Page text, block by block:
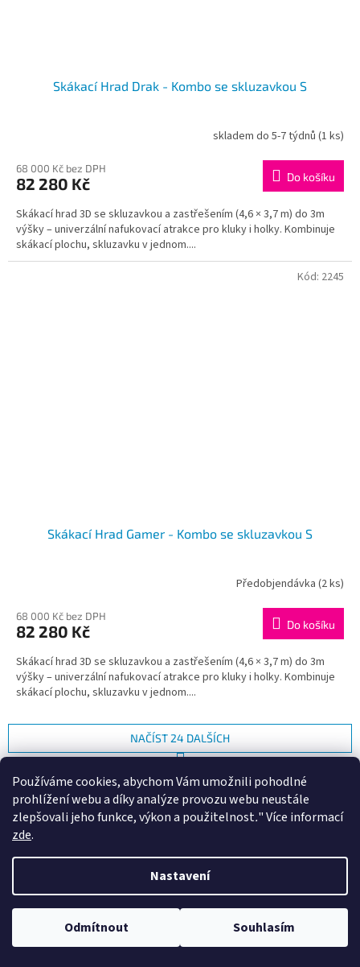
Používáme cookies, abychom Vám umožnili pohodlné
prohlížení webu a díky analýze provozu webu neustále
zlepšovali jeho funkce, výkon a použitelnost."Více informací
zde.
Nastavení
Odmítnout Souhlasím
Skákací Hrad Drak - Kombo se skluzavkou S
produktu
je
z
5
hvězdiček.
skladem do 5-7 týdnů(1 ks)
68 000 Kč bez DPH
82 280 Kč Do košíku
Skákací hrad 3D se skluzavkou a zastřešením (4,6 × 3,7 m) do 3m
výšky – univerzální nafukovací atrakce pro kluky i holky. Kombinuje
skákací plochu, skluzavku v jednom....
Skákací Hrad Gamer - Kombo se skluzavkou S
Předobjendávka (2 ks)
68 000 Kč bez DPH
82 280 Kč Do košíku
Skákací hrad 3D se skluzavkou a zastřešením (4,6 × 3,7 m) do 3m
výšky – univerzální nafukovací atrakce pro kluky i holky. Kombinuje
skákací plochu, skluzavku v jednom....
Kód: 2245
O
v
l
á
a
c
k
NAČÍST 24 DALŠÍCH
S
r
á
n
k
v
n
í
77položek celkem
NAHORU
Informace pro vás